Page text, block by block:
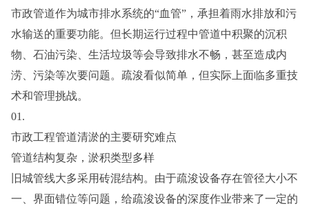
市政管道作为城市排水系统的“血管”，承担着雨水排放和污
水输送的重要功能。但长期运行过程中管道中积聚的沉积
物、石油污染、生活垃圾等会导致排水不畅，甚至造成内
涝、污染等次要问题。疏浚看似简单，但实际上面临多重技
术和管理挑战。
01.
市政工程管道清淤的主要研究难点
管道结构复杂，淤积类型多样
旧城管线大多采用砖混结构。由于疏浚设备存在管径大小不
一、界面错位等问题，给疏浚设备的深度作业带来了一定的